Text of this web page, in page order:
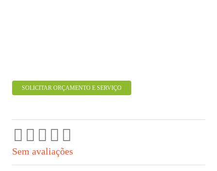
SOLICITAR ORÇAMENTO E SERVIÇO
Sem avaliações